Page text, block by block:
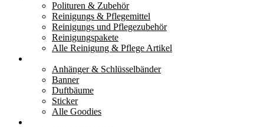
Polituren & Zubehör
Reinigungs & Pflegemittel
Reinigungs und Pflegezubehör
Reinigungspakete
Alle Reinigung & Pflege Artikel
Anhänger & Schlüsselbänder
Banner
Duftbäume
Sticker
Alle Goodies